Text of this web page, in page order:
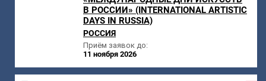
В РОССИИ» (INTERNATIONAL ARTISTIC
DAYS IN RUSSIA)
РОССИЯ
Приём заявок до:
11 ноября 2026